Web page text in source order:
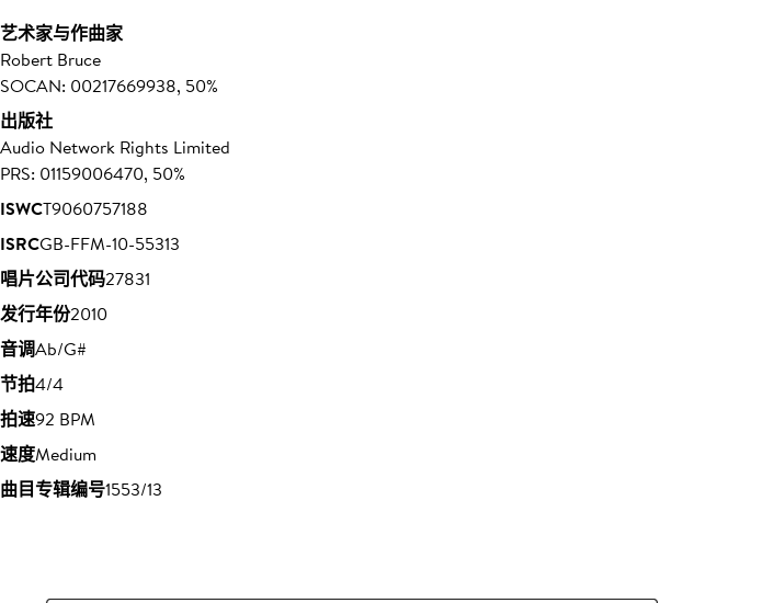
艺术家与作曲家
Robert Bruce
SOCAN: 00217669938, 50%
出版社
Audio Network Rights Limited
PRS: 01159006470, 50%
ISWCT9060757188
ISRCGB-FFM-10-55313
唱片公司代码27831
发行年份2010
音调Ab/G#
节拍4/4
拍速92 BPM
速度Medium
曲目专辑编号1553/13